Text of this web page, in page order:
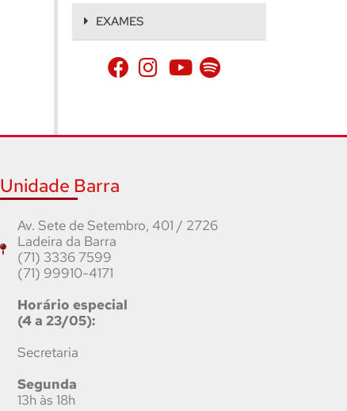
EXAMES
Unidade Barra
Av. Sete de Setembro, 401 / 2726
Ladeira da Barra
(71) 3336 7599
(71) 99910-4171
Horário especial
(4 a 23/05):
Secretaria
Segunda
13h às 18h